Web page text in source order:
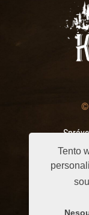
Tento
©